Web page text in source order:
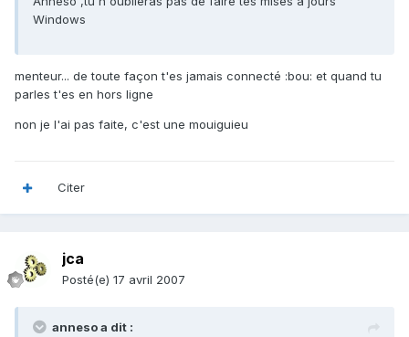
Windows
menteur... de toute façon t'es jamais connecté :bou: et quand tu
parles t'es en hors ligne
non je l'ai pas faite, c'est une mouiguieu
Citer
jca
Posté(e) 17 avril 2007
anneso a dit :